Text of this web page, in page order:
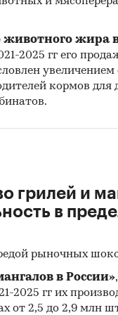
отражает
IT и
сайтов
жира
2025 гг его
увеличением
кормов
грилей и
в
рыночных
в России»,
2025 гг их
от 2,5 до 2,9 млн